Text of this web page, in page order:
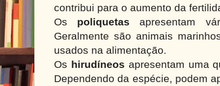
contribui para o aumento da
Os poliquetas apresentam
Geralmente são animais
usados na alimentação.
Os hirudíneos apresentam uma
Dependendo da espécie, podem